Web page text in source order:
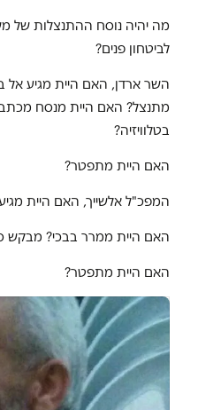
מה יהיה נוסח ההתנצלות של
לביטחון פנים?
השר ארדן, האם היית מגיע
מתנצל? האם היית מנסח
בטלוויזיה?
האם היית מתפטר?
המפכ"ל אלשייך, האם היית
האם היית ממרר בבכי? מבקש
האם היית מתפטר?